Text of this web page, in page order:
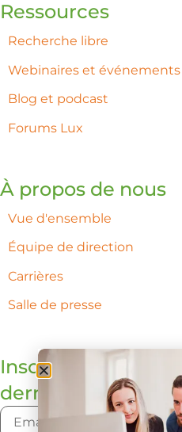
Ressources
Recherche libre
Webinaires et événements
Blog et podcast
Forums Lux
À propos de nous
Vue d'ensemble
Équipe de direction
Carrières
Salle de presse
Inscrivez-vous
dernières mises à